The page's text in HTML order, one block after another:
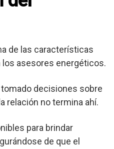
de las características
asesores energéticos.
decisiones sobre
relación no termina ahí.
para brindar
de que el